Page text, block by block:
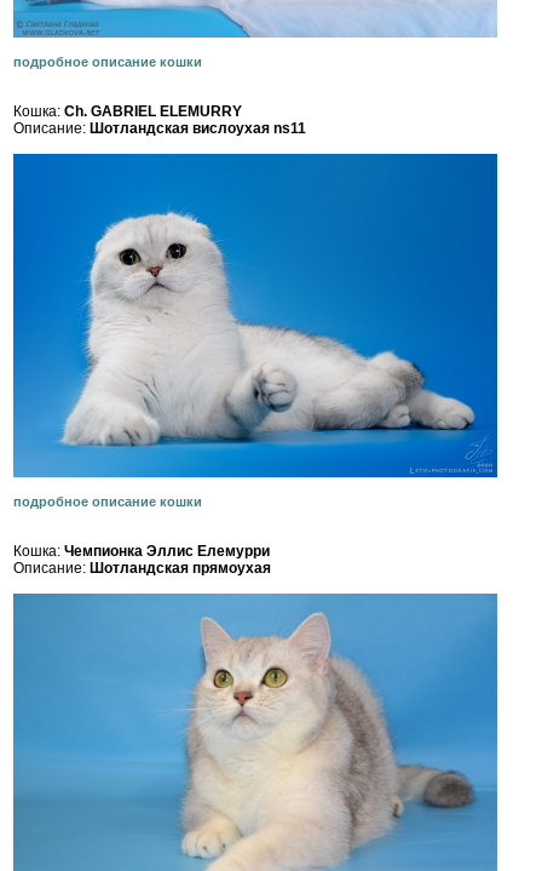
подробное описание кошки
Кошка: Ch. GABRIEL ELEMURRY
Описание: Шотландская вислоухая ns11
подробное описание кошки
Кошка: Чемпионка Эллис Елемурри
Описание: Шотландская прямоухая